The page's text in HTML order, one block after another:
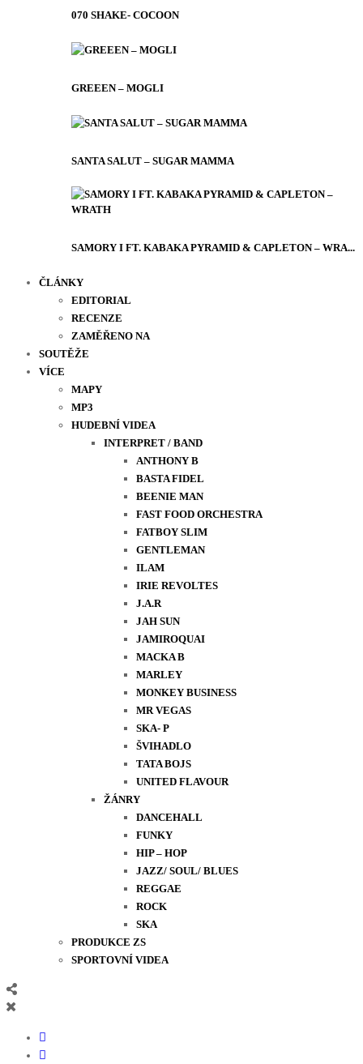
070 SHAKE- COCOON
GREEEN – MOGLI
SANTA SALUT – SUGAR MAMMA
SAMORY I FT. KABAKA PYRAMID & CAPLETON – WRA...
ČLÁNKY
EDITORIAL
RECENZE
ZAMĚŘENO NA
SOUTĚŽE
VÍCE
MAPY
MP3
HUDEBNÍ VIDEA
INTERPRET / BAND
ANTHONY B
BASTA FIDEL
BEENIE MAN
FAST FOOD ORCHESTRA
FATBOY SLIM
GENTLEMAN
ILAM
IRIE REVOLTES
J.A.R
JAH SUN
JAMIROQUAI
MACKA B
MARLEY
MONKEY BUSINESS
MR VEGAS
SKA- P
ŠVIHADLO
TATA BOJS
UNITED FLAVOUR
ŽÁNRY
DANCEHALL
FUNKY
HIP – HOP
JAZZ/ SOUL/ BLUES
REGGAE
ROCK
SKA
PRODUKCE ZS
SPORTOVNÍ VIDEA